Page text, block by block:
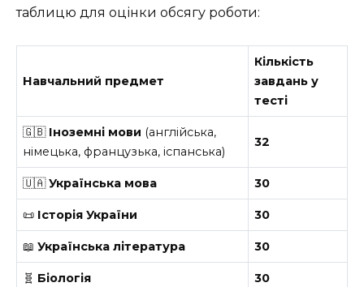
таблицю для оцінки обсягу роботи:
Навчальний предмет
Кількість
завдань у
тесті
🇬🇧 Іноземні мови (англійська,
німецька, французька, іспанська)
32
🇺🇦Українська мова 30
📜 Історія України 30
📖Українська література 30
🧬 Біологія 30